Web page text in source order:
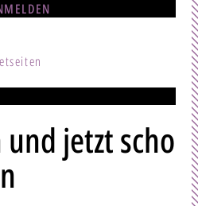
jetzt scho